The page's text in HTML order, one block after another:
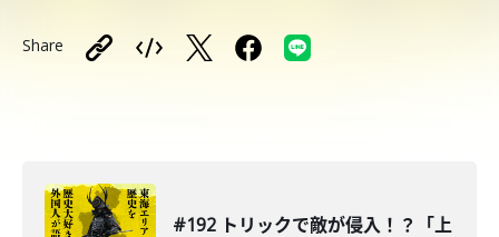
Share
#192 トリックで敵が侵入！？「上